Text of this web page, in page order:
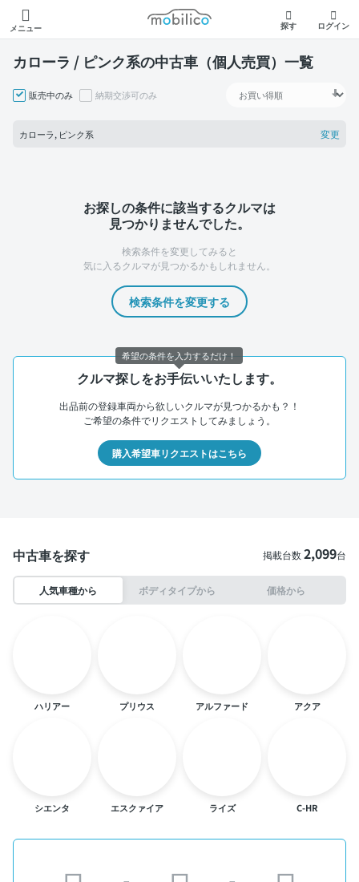
メニュー
モビリコ
探す ログイン
カローラ / ピンク系の中古車（個人売買）一覧
販売中のみ 納期交渉可のみ
カローラ, ピンク系 変更
お探しの条件に該当するクルマは
見つかりませんでした。
検索条件を変更してみると
気に入るクルマが見つかるかもしれません。
検索条件を変更する
クルマ探しをお手伝いいたします。
出品前の登録車両から欲しいクルマが見つかるかも？！
ご希望の条件でリクエストしてみましょう。
購入希望車リクエストはこちら
中古車を探す 掲載台数2,099台
人気車種から ボディタイプから 価格から
ハリアー プリウス アルファード アクア
シエンタ エスクァイア ライズ C-HR
希望の条件を入力するだけ！